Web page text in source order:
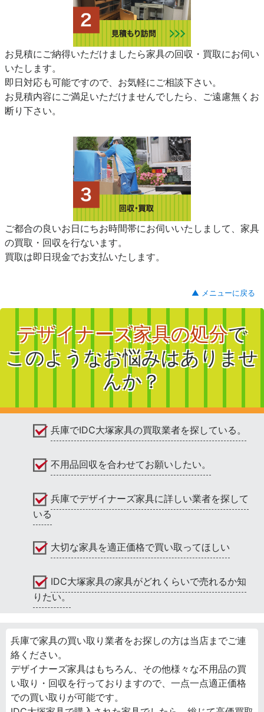
お見積にご納得いただけましたら家具の回収・買取にお伺い
いたします。
即日対応も可能ですので、お気軽にご相談下さい。
お見積内容にご満足いただけませんでしたら、ご遠慮無くお
断り下さい。
ご都合の良いお日にちお時間帯にお伺いいたしまして、家具
の買取・回収を行ないます。
買取は即日現金でお支払いたします。
▲ メニューに戻る
デザイナーズ家具の処分で
このようなお悩みはありませ
んか？
兵庫でIDC大塚家具の買取業者を探している。
不用品回収を合わせてお願いしたい。
兵庫でデザイナーズ家具に詳しい業者を探して
いる
大切な家具を適正価格で買い取ってほしい
IDC大塚家具の家具がどれくらいで売れるか知
りたい。
兵庫で家具の買い取り業者をお探しの方は当店までご連
絡ください。
デザイナーズ家具はもちろん、その他様々な不用品の買
い取り・回収を行っておりますので、一点一点適正価格
での買い取りが可能です。